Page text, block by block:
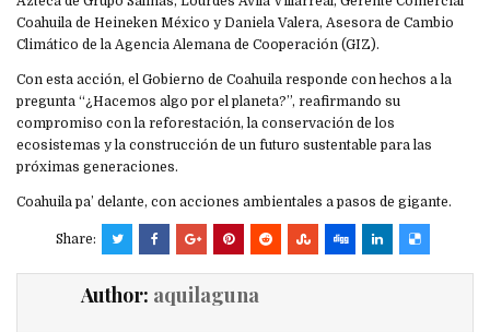
Coahuila de Heineken México y Daniela Valera, Asesora de Cambio
Climático de la Agencia Alemana de Cooperación (GIZ).
Con esta acción, el Gobierno de Coahuila responde con hechos a la
pregunta “¿Hacemos algo por el planeta?”, reafirmando su
compromiso con la reforestación, la conservación de los
ecosistemas y la construcción de un futuro sustentable para las
próximas generaciones.
Coahuila pa’ delante, con acciones ambientales a pasos de gigante.
Share:
Author: aquilaguna